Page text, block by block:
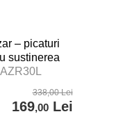
– picaturi
sustinerea
a
stresului –
338,00Lei
169,00Lei